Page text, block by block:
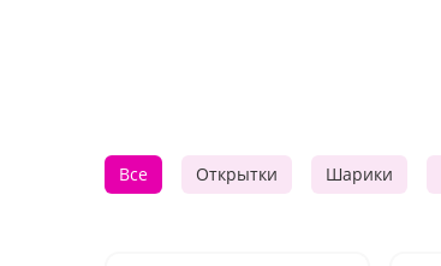
Все Открытки Шарики